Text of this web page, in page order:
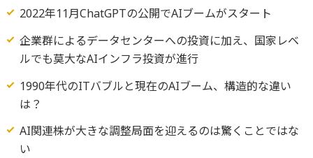
2022年11月ChatGPTの公開でAIブームがスタート
企業群によるデータセンターへの投資に加え、国家レベ
ルでも莫大なAIインフラ投資が進行
1990年代のITバブルと現在のAIブーム、構造的な違い
は？
AI関連株が大きな調整局面を迎えるのは驚くことではな
い